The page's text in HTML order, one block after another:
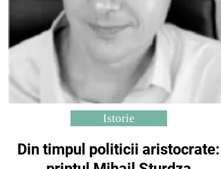
Istorie
Din timpul politicii aristocrate: